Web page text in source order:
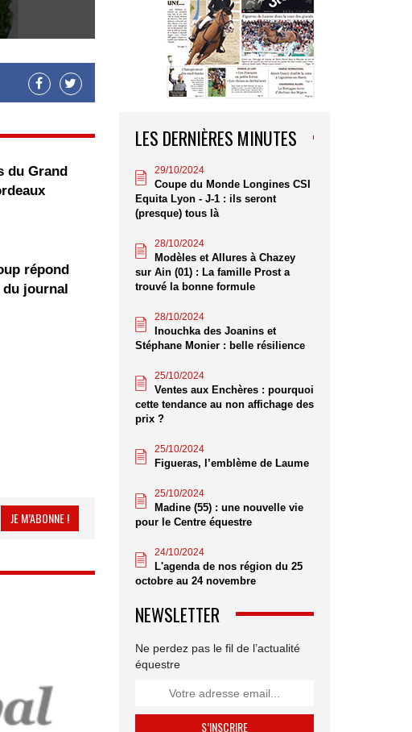
du Grand
répond
journal
JE M’ABONNE !
LES DERNIÈRES MINUTES
29/10/2024
Coupe du Monde Longines CSI
Equita Lyon - J-1 : ils seront
(presque) tous là
28/10/2024
Modèles et Allures à Chazey
sur Ain (01) : La famille Prost a
trouvé la bonne formule
28/10/2024
Inouchka des Joanins et
Stéphane Monier : belle résilience
25/10/2024
Ventes aux Enchères : pourquoi
cette tendance au non affichage des
prix ?
25/10/2024
Figueras, l’emblème de Laume
25/10/2024
Madine (55) : une nouvelle vie
pour le Centre équestre
24/10/2024
L'agenda de nos région du 25
octobre au 24 novembre
NEWSLETTER
Ne perdez pas le fil de l’actualité
équestre